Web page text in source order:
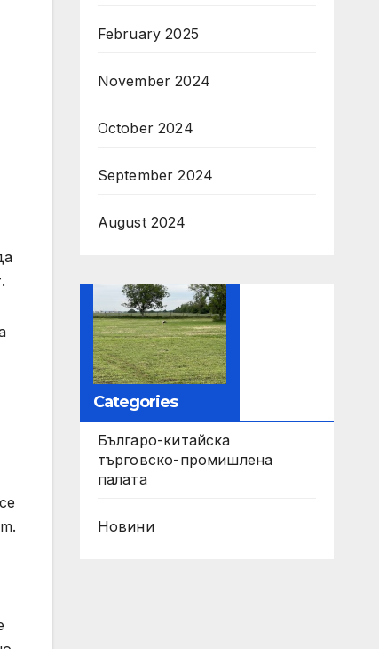
February 2025
November 2024
October 2024
September 2024
August 2024
Categories
Българо-китайска
търговско-промишлена
палата
Новини